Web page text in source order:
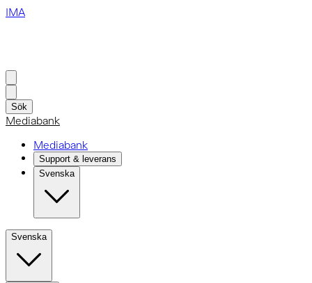
IMA
Sök
Mediabank
Mediabank
Support & leverans
Svenska
Svenska